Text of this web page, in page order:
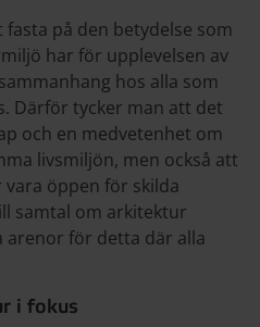
på den betydelse som
har för upplevelsen av
hos alla som
Därför tycker man att det
och en medvetenhet om
livsmiljön, men också att
öppen för skilda
samtal om arkitektur
arenor för detta där alla
i fokus